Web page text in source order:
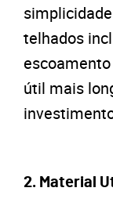
telhados
útil mais
2. Material